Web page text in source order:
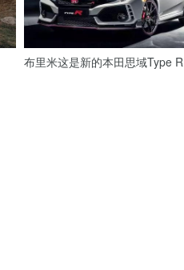
布里米这是新的本田思域Type R